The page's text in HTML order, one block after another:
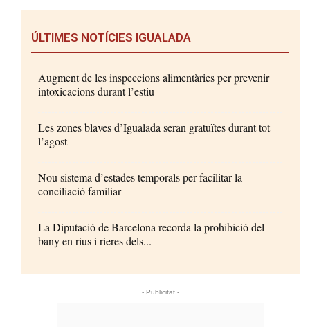
ÚLTIMES NOTÍCIES IGUALADA
Augment de les inspeccions alimentàries per prevenir
intoxicacions durant l’estiu
Les zones blaves d’Igualada seran gratuïtes durant tot
l’agost
Nou sistema d’estades temporals per facilitar la
conciliació familiar
La Diputació de Barcelona recorda la prohibició del
bany en rius i rieres dels...
- Publicitat -